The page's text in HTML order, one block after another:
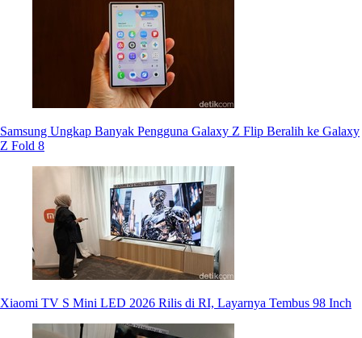
Samsung Ungkap Banyak Pengguna Galaxy Z Flip Beralih ke Galaxy
Z Fold 8
Xiaomi TV S Mini LED 2026 Rilis di RI, Layarnya Tembus 98 Inch